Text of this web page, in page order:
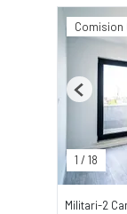
Comision
1 / 18
Previous
Militari-2